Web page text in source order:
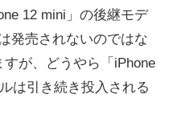
12 mini」の後継モデ
発売されないのではな
が、どうやら「iPhone
は引き続き投入される